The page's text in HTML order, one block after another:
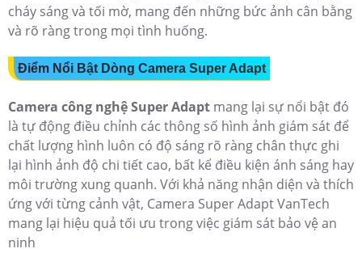
cháy sáng và tối mờ, mang đến những bức ảnh cân bằng
và rõ ràng trong mọi tình huống.
Điểm Nổi Bật Dòng Camera Super Adapt
Camera công nghệ Super Adapt mang lại sự nổi bật đó
là tự động điều chỉnh các thông số hình ảnh giám sát để
chất lượng hình luôn có độ sáng rõ ràng chân thực ghi
lại hình ảnh độ chi tiết cao, bất kể điều kiện ánh sáng hay
môi trường xung quanh. Với khả năng nhận diện và thích
ứng với từng cảnh vật, Camera Super Adapt VanTech
mang lại hiệu quả tối ưu trong việc giám sát bảo vệ an
ninh